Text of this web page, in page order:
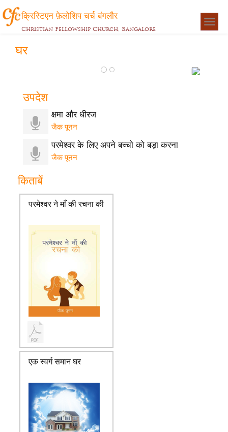
क्रिस्टिएन फ़ेलोशिप चर्च बंगलौर
Christian Fellowship Church, Bangalore
घर
उपदेश
क्षमा और धीरज
जैक पूनन
परमेश्वर के लिए अपने बच्चो को बड़ा करना
जैक पूनन
किताबें
परमेश्वर ने माँ की रचना की
एक स्वर्ग समान घर